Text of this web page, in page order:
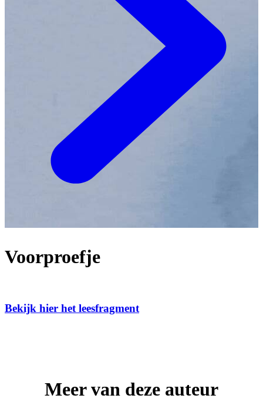
Voorproefje
Bekijk hier het leesfragment
Meer van deze auteur